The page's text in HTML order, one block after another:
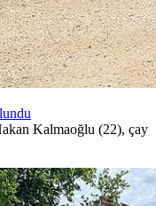
Kalmaoğlu (22), çay